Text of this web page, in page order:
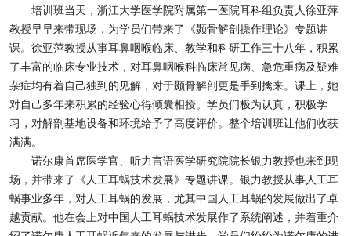
培训班当天，浙江大学医学院附属第一医院耳科组负责人徐亚萍
教授早早来带现场，为学员们带来了《颞骨解剖操作理论》专题讲
课。徐亚萍教授从事耳鼻咽喉临床、教学和科研工作三十八年，积累
了丰富的临床专业技术，对耳鼻咽喉科临床常见病、急危重病及疑难
杂症均有着自己独到的见解，对于颞骨解剖更是手到擒来。课上，她
对自己多年来积累的经验心得倾囊相授。学员们极为认真，积极学
习，对解剖基地设备和环境给予了高度评价。整个培训班让他们收获
满满。
诺尔康首席医学官、听力言语医学研究院院长银力教授也来到现
场，并带来了《人工耳蜗技术发展》专题讲课。银力教授从事人工耳
蜗事业多年，对人工耳蜗的发展，尤其中国人工耳蜗的发展做出了卓
越贡献。他在会上对中国人工耳蜗技术发展作了系统阐述，并着重介